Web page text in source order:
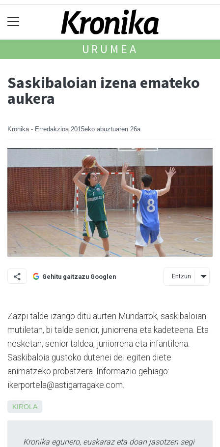
URUMEA
Saskibaloian izena emateko
aukera
Kronika - Erredakzioa 2015eko abuztuaren 26a
Gehitu gaitzazu Googlen Entzun
Zazpi talde izango ditu aurten Mundarrok, saskibaloian:
mutiletan, bi talde senior, juniorrena eta kadeteena. Eta
nesketan, senior taldea, juniorrena eta infantilena.
Saskibaloia gustoko dutenei dei egiten diete
animatzeko probatzera. Informazio gehiago:
ikerportela@astigarragake.com.
KIROLA
Kronika egunero, euskaraz eta doan jasotzen segi